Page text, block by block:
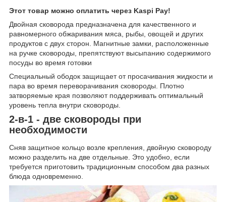
Этот товар можно оплатить через Kaspi Pay!
Двойная сковорода предназначена для качественного и
равномерного обжаривания мяса, рыбы, овощей и других
продуктов с двух сторон. Магнитные замки, расположенные
на ручке сковороды, препятствуют высыпанию содержимого
посуды во время готовки
Специальный ободок защищает от просачивания жидкости и
пара во время переворачивания сковороды. Плотно
затворяемые края позволяют поддерживать оптимальный
уровень тепла внутри сковороды.
2-в-1 - две сковороды при
необходимости
Сняв защитное кольцо возле крепления, двойную сковороду
можно разделить на две отдельные. Это удобно, если
требуется приготовить традиционным способом два разных
блюда одновременно.